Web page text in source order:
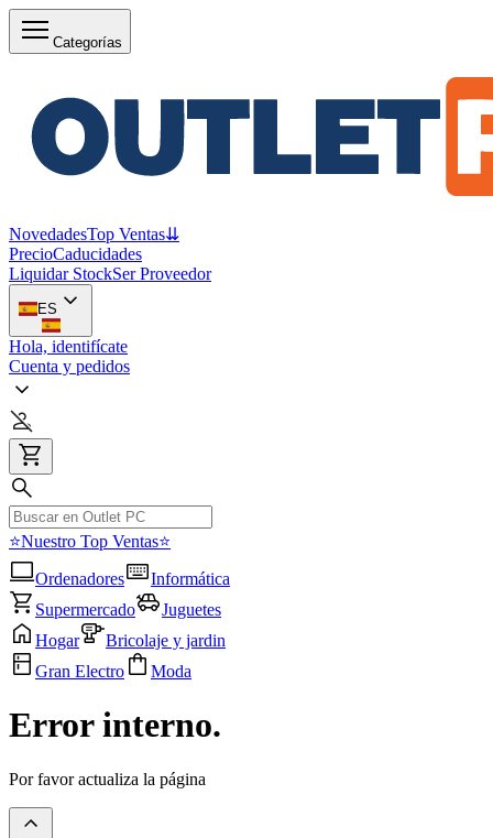
Categorías
NovedadesTop Ventas⇊
PrecioCaducidades
Liquidar StockSer Proveedor
ES
Hola, identifícate
Cuenta y pedidos
⭐Nuestro Top Ventas⭐
Ordenadores
Informática
Supermercado
Juguetes
Hogar
Bricolaje y jardin
Gran Electro
Moda
Error interno.
Por favor actualiza la página